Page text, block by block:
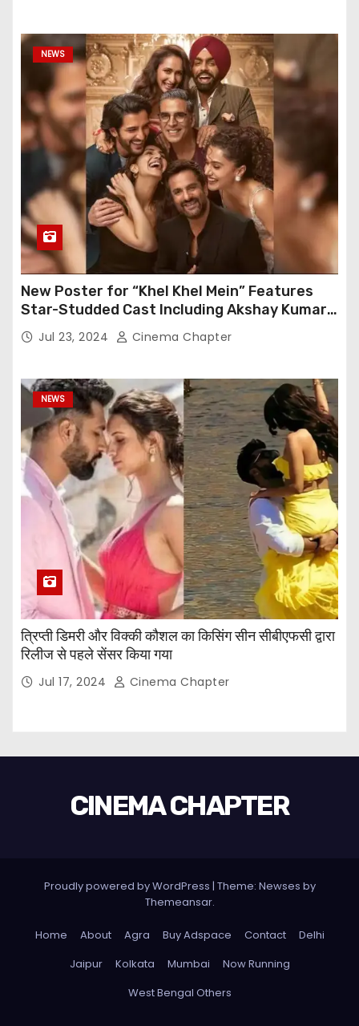
NEWS
New Poster for “Khel Khel Mein” Features
Star-Studded Cast Including Akshay Kumar,
Taapsee Pannu, Fardeen Khan, and More
Jul 23, 2024 Cinema Chapter
NEWS
त्रिप्ती डिमरी और विक्की कौशल का किसिंग सीन सीबीएफसी द्वारा
रिलीज से पहले सेंसर किया गया
Jul 17, 2024 Cinema Chapter
CINEMA CHAPTER
Proudly powered by WordPress | Theme: Newses by
Themeansar.
Home About Agra Buy Adspace Contact
Delhi
Jaipur
Kolkata Mumbai
Now Running
West Bengal Others